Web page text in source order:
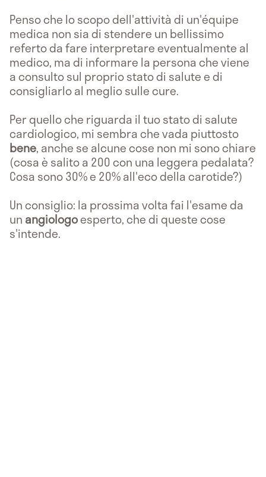
Penso che lo scopo dell'attività di un'équipe
medica non sia di stendere un bellissimo
referto da fare interpretare eventualmente al
medico, ma di informare la persona che viene
a consulto sul proprio stato di salute e di
consigliarlo al meglio sulle cure.
Per quello che riguarda il tuo stato di salute
cardiologico, mi sembra che vada piuttosto
bene, anche se alcune cose non mi sono chiare
(cosa è salito a 200 con una leggera pedalata?
Cosa sono 30% e 20% all'eco della carotide?)
Un consiglio: la prossima volta fai l'esame da
un angiologoesperto, che di queste cose
s'intende.